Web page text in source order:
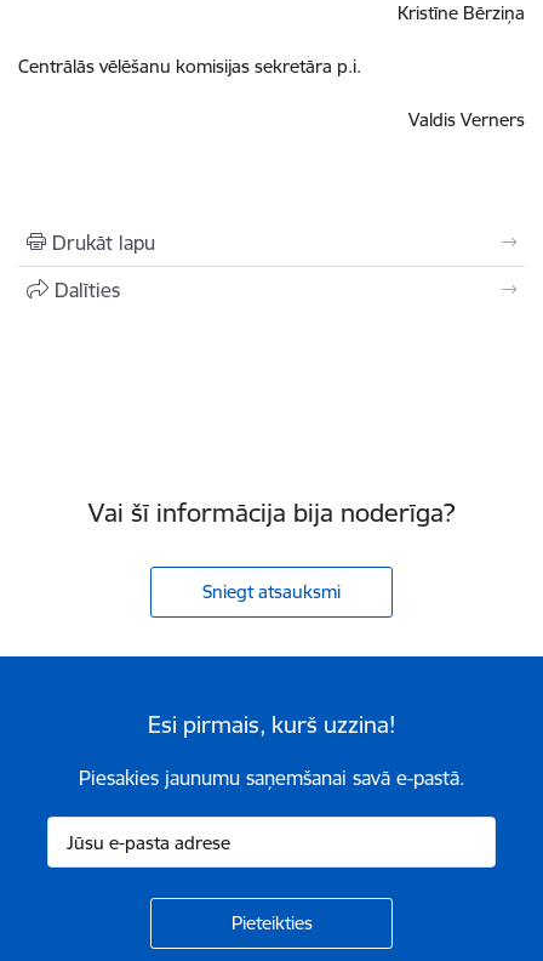
Kristīne Bērziņa
Centrālās vēlēšanu komisijas sekretāra p.i.
Valdis Verners
Drukāt lapu
Dalīties
Vai šī informācija bija noderīga?
Sniegt atsauksmi
Esi pirmais, kurš uzzina!
Piesakies jaunumu saņemšanai savā e-pastā.